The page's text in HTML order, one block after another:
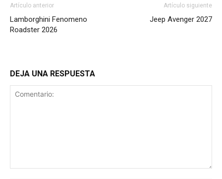
Artículo anterior
Lamborghini Fenomeno
Roadster 2026
Artículo siguiente
Jeep Avenger 2027
DEJA UNA RESPUESTA